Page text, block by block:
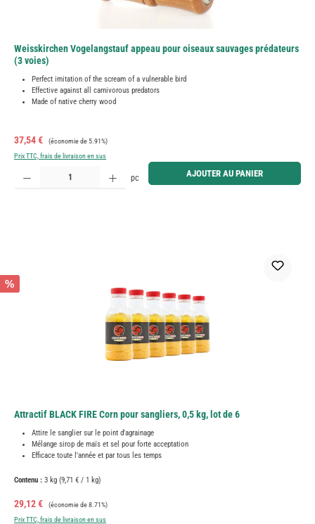
Weisskirchen Vogelangstauf appeau pour oiseaux sauvages prédateurs
(3 voies)
Perfect imitation of the scream of a vulnerable bird
Effective against all carnivorous predators
Made of native cherry wood
Prix de vente :
37,54 € Prix régulier :
(économie de 5.91%)
Prix TTC, frais de livraison en sus
Quantité de produit : Entrez la quantité souhaitée ou utilisez les boutons pour augmenter ou
pc AJOUTER AU PANIER
%
Attractif BLACK FIRE Corn pour sangliers, 0,5 kg, lot de 6
Attire le sanglier sur le point d'agrainage
Mélange sirop de maïs et sel pour forte acceptation
Efficace toute l'année et par tous les temps
Contenu : 3 kg (9,71 € / 1 kg)
Prix de vente :
29,12 € Prix régulier :
(économie de 8.71%)
Prix TTC, frais de livraison en sus